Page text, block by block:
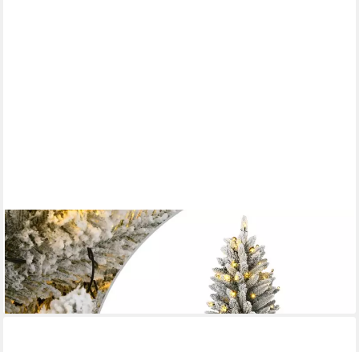
VIDAXL
Weihnachtsfigur Künstlicher Weihnachtsbaum mit Schnee 300
LEDs 210 cm (1 St)
ab 157,99 €
lieferbar - in 5-6 Werktagen bei dir